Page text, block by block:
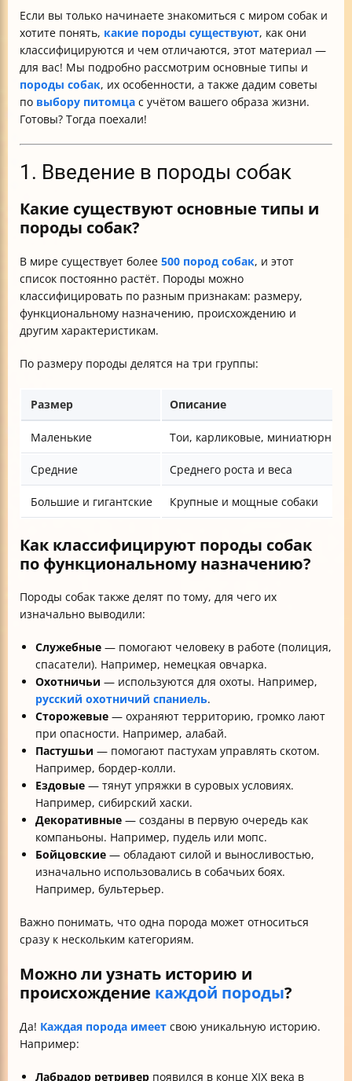
Если вы только начинаете знакомиться с миром собак и
хотите понять, какие породы существуют, как они
классифицируются и чем отличаются, этот материал —
для вас! Мы подробно рассмотрим основные типы и
породы собак, их особенности, а также дадим советы
по выбору питомца с учётом вашего образа жизни.
Готовы? Тогда поехали!
1. Введение в породы собак
Какие существуют основные типы и
породы собак?
В мире существует более 500 пород собак, и этот
список постоянно растёт. Породы можно
классифицировать по разным признакам: размеру,
функциональному назначению, происхождению и
другим характеристикам.
По размеру породы делятся на три группы:
Размер Описание
Маленькие Тои, карликовые, миниатюрные
Средние Среднего роста и веса
Большие и гигантские Крупные и мощные собаки
Как классифицируют породы собак
по функциональному назначению?
Породы собак также делят по тому, для чего их
изначально выводили:
Служебные — помогают человеку в работе (полиция,
спасатели). Например, немецкая овчарка.
Охотничьи — используются для охоты. Например,
русский охотничий спаниель.
Сторожевые — охраняют территорию, громко лают
при опасности. Например, алабай.
Пастушьи — помогают пастухам управлять скотом.
Например, бордер-колли.
Ездовые — тянут упряжки в суровых условиях.
Например, сибирский хаски.
Декоративные — созданы в первую очередь как
компаньоны. Например, пудель или мопс.
Бойцовские — обладают силой и выносливостью,
изначально использовались в собачьих боях.
Например, бультерьер.
Важно понимать, что одна порода может относиться
сразу к нескольким категориям.
Можно ли узнать историю и
происхождение каждой породы?
Да! Каждая порода имеет свою уникальную историю.
Например:
Лабрадор ретривер появился в конце XIX века в